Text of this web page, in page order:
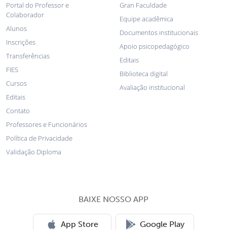
Portal do Professor e
Colaborador
Alunos
Inscrições
Transferências
FIES
Cursos
Editais
Contato
Professores e Funcionários
Política de Privacidade
Validação Diploma
Gran Faculdade
Equipe acadêmica
Documentos institucionais
Apoio psicopedagógico
Editais
Biblioteca digital
Avaliação institucional
BAIXE NOSSO APP
App Store Google Play